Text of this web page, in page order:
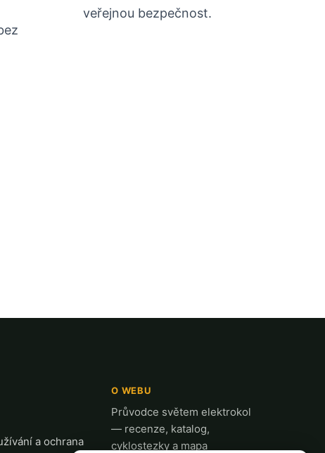
veřejnou bezpečnost.
a ochrana
O WEBU
Průvodce světem elektrokol
— recenze, katalog,
cyklostezky a mapa